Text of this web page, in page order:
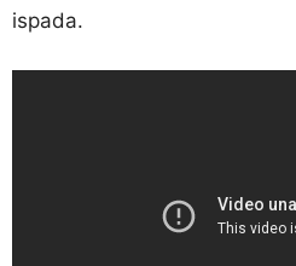
ispada.